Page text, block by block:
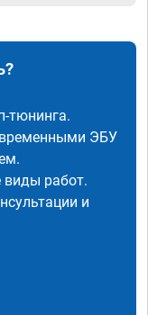
тюнинга.
ЭБУ
виды работ.
и